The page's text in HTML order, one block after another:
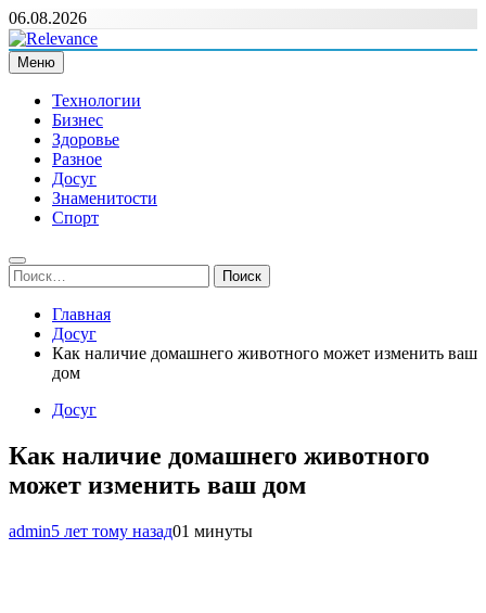
Перейти
к
содержимому
06.08.2026
Relevance
Релевантні новини — саме те, що вам потрібно
Меню
Технологии
Бизнес
Здоровье
Разное
Досуг
Знаменитости
Спорт
Найти:
Главная
Досуг
Как наличие домашнего животного может изменить ваш
дом
Досуг
Как наличие домашнего животного
может изменить ваш дом
admin5 лет тому назад01 минуты